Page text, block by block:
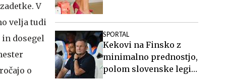
V
velja tudi
dosegel
o
SPORTAL
Kekovi na Finsko z
minimalno prednostjo,
polom slovenske legije